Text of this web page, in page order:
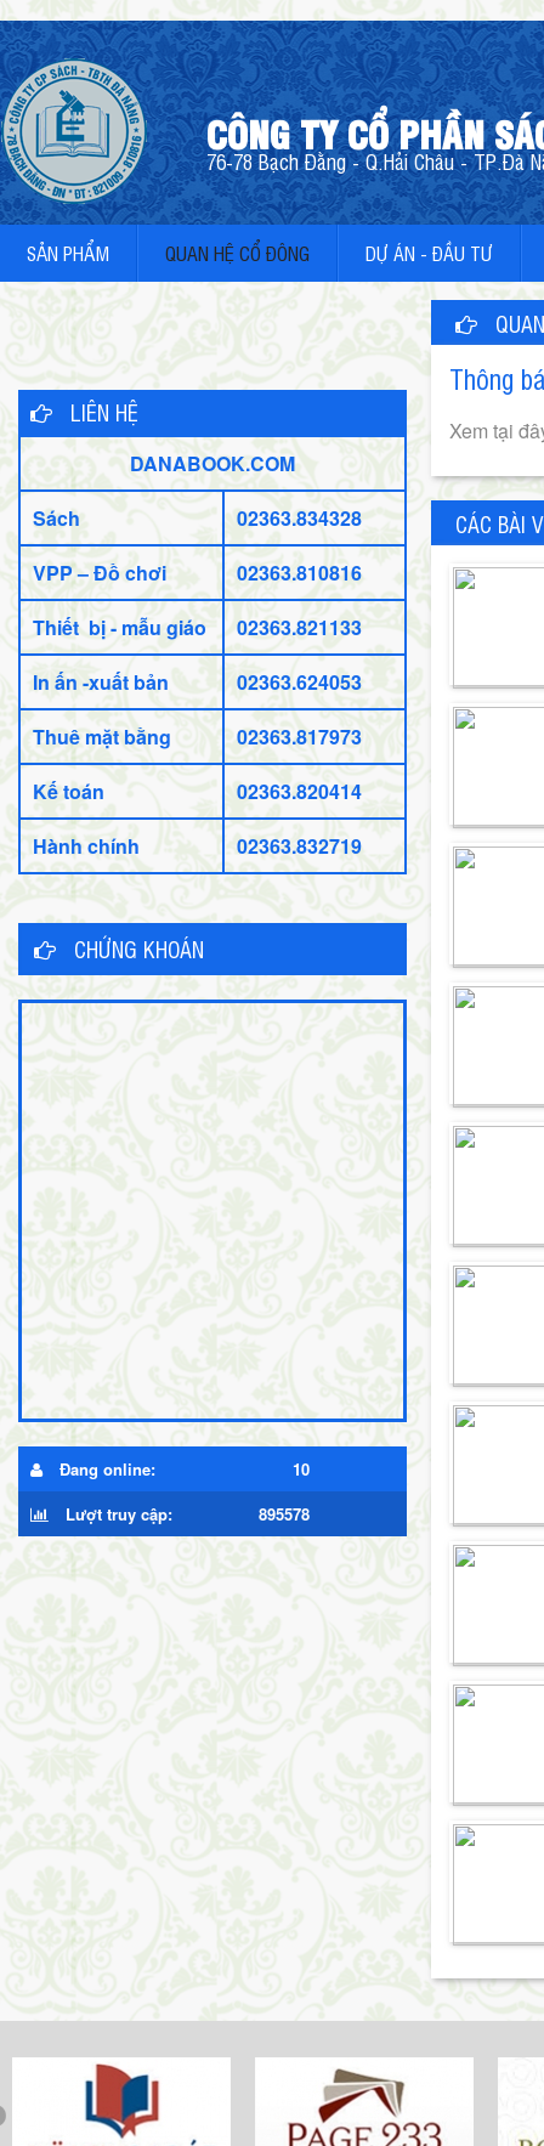
CÔNG TY CỔ PHẦN
76-78 Bạch Đằng - Q.Hải Châu - TP.Đà
SẢN PHẨM QUAN HỆ CỔ ĐÔNG DỰ ÁN - ĐẦU TƯ
LIÊN HỆ
DANABOOK.COM
Sách
02363.834328
VPP – Đồ chơi
02363.810816
Thiết bị - mẫu giáo
02363.821133
In ấn -xuất bản
02363.624053
Thuê mặt bằng
02363.817973
Kế toán
02363.820414
Hành chính
02363.832719
CHỨNG KHOÁN
Đang online:
10
Lượt truy cập:
895578
Thông
Xem tại
CÁC BÀI